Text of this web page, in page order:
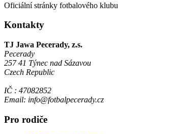
Oficiální stránky fotbalového klubu
Kontakty
TJ Jawa Pecerady, z.s.
Pecerady
257 41 Týnec nad Sázavou
Czech Republic
IČ : 47082852
Email: info@fotbalpecerady.cz
Pro rodiče